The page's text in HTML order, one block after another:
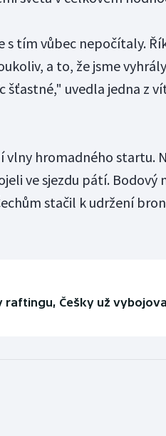
s tím vůbec nepočítaly.
a to, že jsme
šťastné," uvedla jedna z
vlny hromadného startu.
ve sjezdu pátí. Bodový
stačil k udržení
raftingu, Češky už